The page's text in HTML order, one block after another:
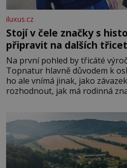
iluxus.cz
Stojí v čele značky s
připravit na dalších
Na první pohled by třicáté
Topnatur hlavně důvodem k
ho ale vnímá jinak, jako
rozhodnout, jak má rodinná